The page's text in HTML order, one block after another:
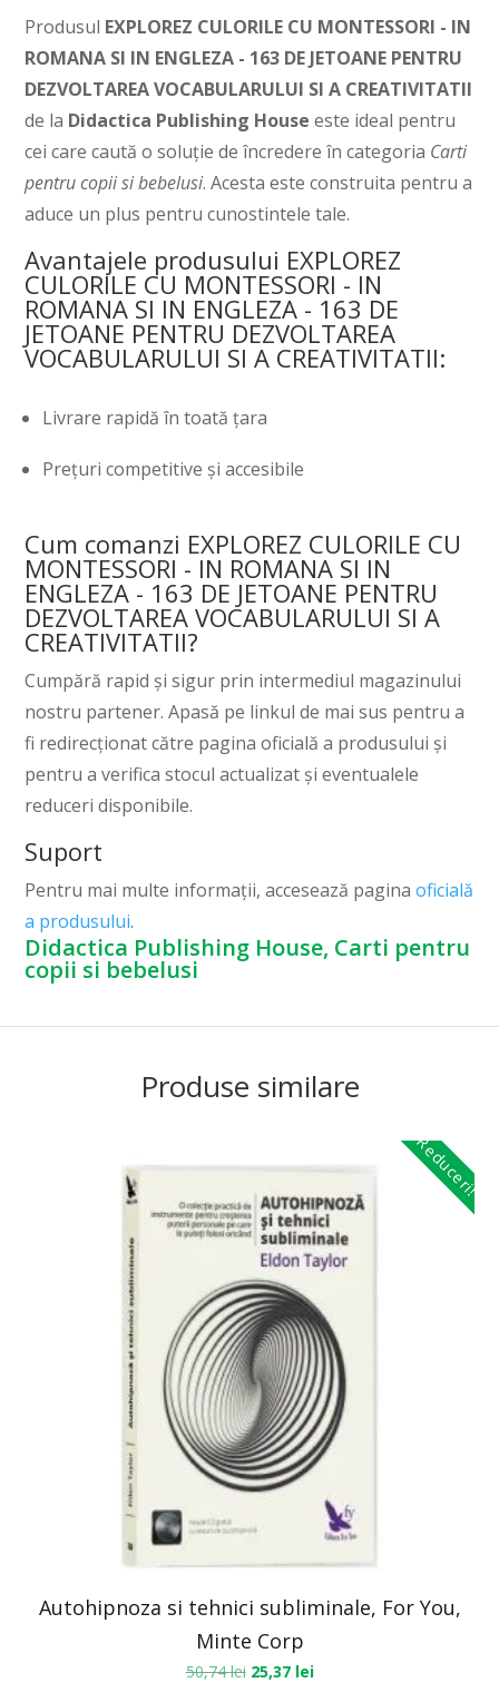
Produsul EXPLOREZ CULORILE CU MONTESSORI - IN
ROMANA SI IN ENGLEZA - 163 DE JETOANE PENTRU
DEZVOLTAREA VOCABULARULUI SI A CREATIVITATII
de la Didactica Publishing House este ideal pentru
cei care caută o soluție de încredere în categoria Carti
pentru copii si bebelusi. Acesta este construita pentru a
aduce un plus pentru cunostintele tale.
Avantajele produsului EXPLOREZ
CULORILE CU MONTESSORI - IN
ROMANA SI IN ENGLEZA - 163 DE
JETOANE PENTRU DEZVOLTAREA
VOCABULARULUI SI A CREATIVITATII:
Livrare rapidă în toată țara
Prețuri competitive și accesibile
Cum comanzi EXPLOREZ CULORILE CU
MONTESSORI - IN ROMANA SI IN
ENGLEZA - 163 DE JETOANE PENTRU
DEZVOLTAREA VOCABULARULUI SI A
CREATIVITATII?
Cumpără rapid și sigur prin intermediul magazinului
nostru partener. Apasă pe linkul de mai sus pentru a
fi redirecționat către pagina oficială a produsului și
pentru a verifica stocul actualizat și eventualele
reduceri disponibile.
Suport
Pentru mai multe informații, accesează paginaoficială
a produsului.
Didactica Publishing House, Carti pentru
copii si bebelusi
Produse similare
Reduceri!
Autohipnoza si tehnici subliminale, For You,
Minte Corp
50,74lei 25,37 lei